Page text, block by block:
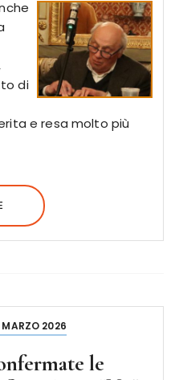
di
e resa molto più
MARZO 2026
le